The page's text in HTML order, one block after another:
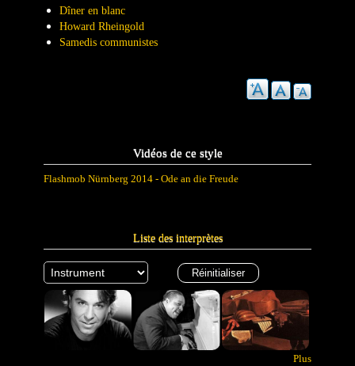
Dîner en blanc
Howard Rheingold
Samedis communistes
Vidéos de ce style
Flashmob Nürnberg 2014 - Ode an die Freude
Liste des interprètes
Plus